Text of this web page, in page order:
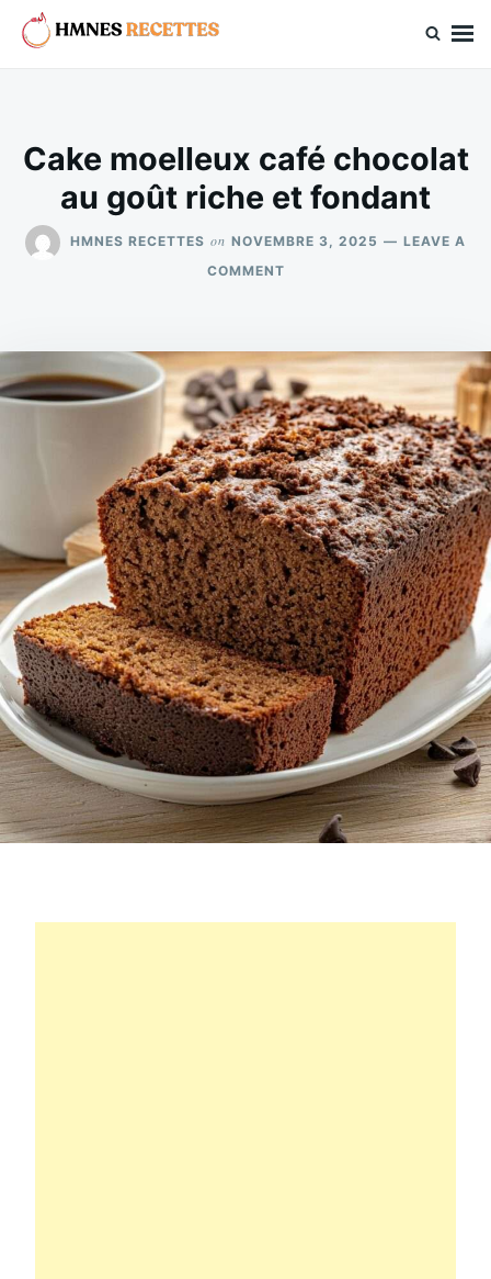
SkipSearch
for:
Cake moelleux café chocolat
au goût riche et fondant
HMNES RECETTES on NOVEMBRE 3, 2025
LEAVE A
COMMENTON
CHOCOLAT
AU
GOÛT
RICHE
ET
FONDANT